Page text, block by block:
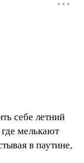
себе летний
мелькают
в паутине,